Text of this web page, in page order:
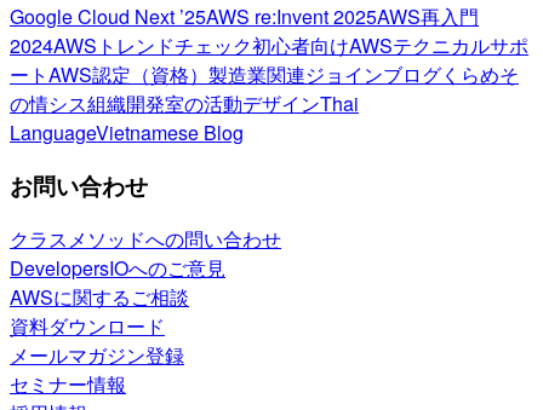
Google Cloud Next ’25AWS re:Invent 2025AWS再入門
2024AWSトレンドチェック初心者向けAWSテクニカルサポ
ートAWS認定（資格） 製造業関連ジョインブログくらめそ
の情シス組織開発室の活動デザインThai
LanguageVietnamese Blog
お問い合わせ
クラスメソッドへの問い合わせ
DevelopersIOへのご意見
AWSに関するご相談
資料ダウンロード
メールマガジン登録
セミナー情報